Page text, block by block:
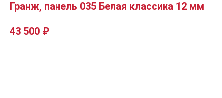
Гранж, панель 035 Белая классика 12 мм
43 500 ₽